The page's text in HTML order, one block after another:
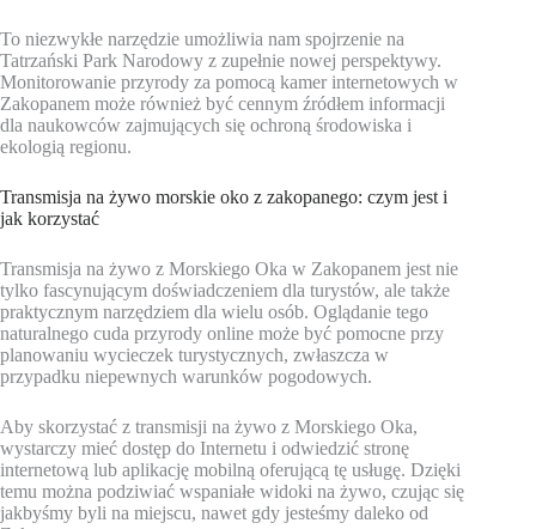
To niezwykłe narzędzie umożliwia nam spojrzenie na
Tatrzański Park Narodowy z zupełnie nowej perspektywy.
Monitorowanie przyrody za pomocą kamer internetowych w
Zakopanem może również być cennym źródłem informacji
dla naukowców zajmujących się ochroną środowiska i
ekologią regionu.
Transmisja na żywo morskie oko z zakopanego: czym jest i
jak korzystać
Transmisja na żywo z Morskiego Oka w Zakopanem jest nie
tylko fascynującym doświadczeniem dla turystów, ale także
praktycznym narzędziem dla wielu osób. Oglądanie tego
naturalnego cuda przyrody online może być pomocne przy
planowaniu wycieczek turystycznych, zwłaszcza w
przypadku niepewnych warunków pogodowych.
Aby skorzystać z transmisji na żywo z Morskiego Oka,
wystarczy mieć dostęp do Internetu i odwiedzić stronę
internetową lub aplikację mobilną oferującą tę usługę. Dzięki
temu można podziwiać wspaniałe widoki na żywo, czując się
jakbyśmy byli na miejscu, nawet gdy jesteśmy daleko od